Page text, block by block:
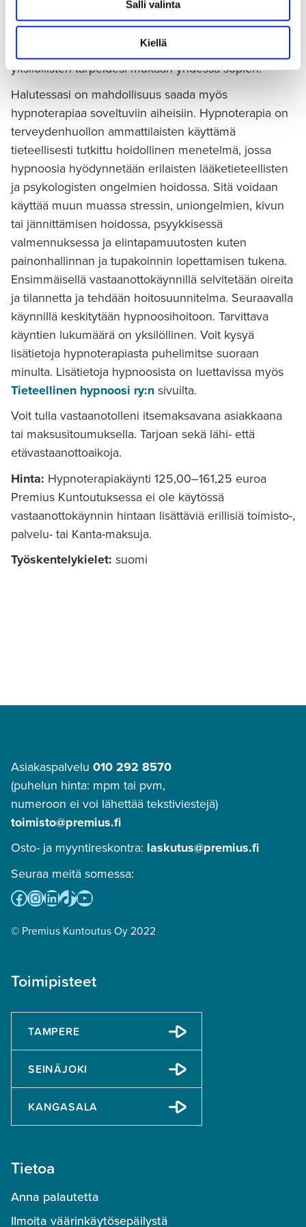
Salli valinta
Kiellä
näkökulmia ja vaihtoehtoisia, sinulle sopivia
toimintatapoja. Keskustelun tukena voidaan käyttää
kognitiivisia ja ratkaisukeskeisiä työmenetelmiä
yksilöllisten tarpeidesi mukaan yhdessä sopien.
Halutessasi on mahdollisuus saada myös
hypnoterapiaa soveltuviin aiheisiin. Hypnoterapia on
terveydenhuollon ammattilaisten käyttämä
tieteellisesti tutkittu hoidollinen menetelmä, jossa
hypnoosia hyödynnetään erilaisten lääketieteellisten
ja psykologisten ongelmien hoidossa. Sitä voidaan
käyttää muun muassa stressin, uniongelmien, kivun
tai jännittämisen hoidossa, psyykkisessä
valmennuksessa ja elintapamuutosten kuten
painonhallinnan ja tupakoinnin lopettamisen tukena.
Ensimmäisellä vastaanottokäynnillä selvitetään oireita
ja tilannetta ja tehdään hoitosuunnitelma. Seuraavalla
käynnillä keskitytään hypnoosihoitoon. Tarvittava
käyntien lukumäärä on yksilöllinen. Voit kysyä
lisätietoja hypnoterapiasta puhelimitse suoraan
minulta. Lisätietoja hypnoosista on luettavissa myös
Tieteellinen hypnoosi ry:nsivuilta.
Voit tulla vastaanotolleni itsemaksavana asiakkaana
tai maksusitoumuksella. Tarjoan sekä lähi- että
etävastaanottoaikoja.
Hinta: Hypnoterapiakäynti 125,00–161,25 euroa
Premius Kuntoutuksessa ei ole käytössä
vastaanottokäynnin hintaan lisättäviä erillisiä toimisto-,
palvelu- tai Kanta-maksuja.
Työskentelykielet: suomi
Asiakaspalvelu 010 292 8570
(puhelun hinta: mpm tai pvm,
numeroon ei voi lähettää tekstiviestejä)
toimisto@premius.fi
Osto- ja myyntireskontra: laskutus@premius.fi
Seuraa meitä somessa:
Facebook
Instagram
LinkedIn
TikTok
YouTube
© Premius Kuntoutus Oy 2022
Toimipisteet
TAMPERE
SEINÄJOKI
KANGASALA
Tietoa
Anna palautetta
Ilmoita väärinkäytösepäilystä